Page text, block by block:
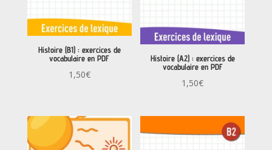
Histoire (B1) : exercices de
vocabulaire en PDF
1,50€
Histoire (A2) : exercices de
vocabulaire en PDF
1,50€